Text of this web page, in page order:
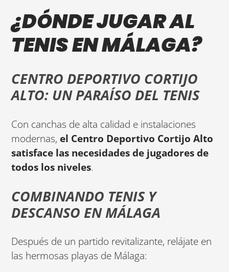
¿DÓNDE JUGAR AL
TENIS EN MÁLAGA?
CENTRO DEPORTIVO CORTIJO
ALTO: UN PARAÍSO DEL TENIS
Con canchas de alta calidad e instalaciones
modernas, el Centro Deportivo Cortijo Alto
satisface las necesidades de jugadores de
todos los niveles.
COMBINANDO TENIS Y
DESCANSO EN MÁLAGA
Después de un partido revitalizante, relájate en
las hermosas playas de Málaga: